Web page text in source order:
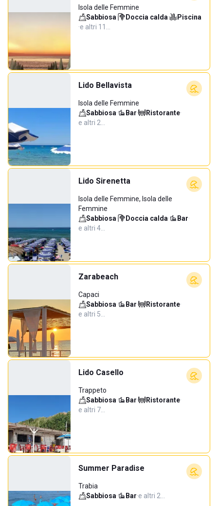
Isola delle Femmine
Sabbiosa· Doccia calda·
Piscina
·e altri 11…
Lido Bellavista
Isola delle Femmine
Sabbiosa· Bar· Ristorante·
e altri 2…
Lido Sirenetta
Isola delle Femmine, Isola delle
Femmine
Sabbiosa· Doccia calda· Bar·
e altri 4…
Zarabeach
Capaci
Sabbiosa· Bar· Ristorante·
e altri 5…
Lido Casello
Trappeto
Sabbiosa· Bar· Ristorante·
e altri 7…
Summer Paradise
Trabia
Sabbiosa· Bar·e altri 2…